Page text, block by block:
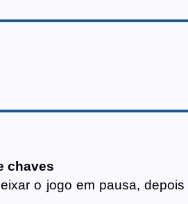
chaves
o jogo em pausa, depois